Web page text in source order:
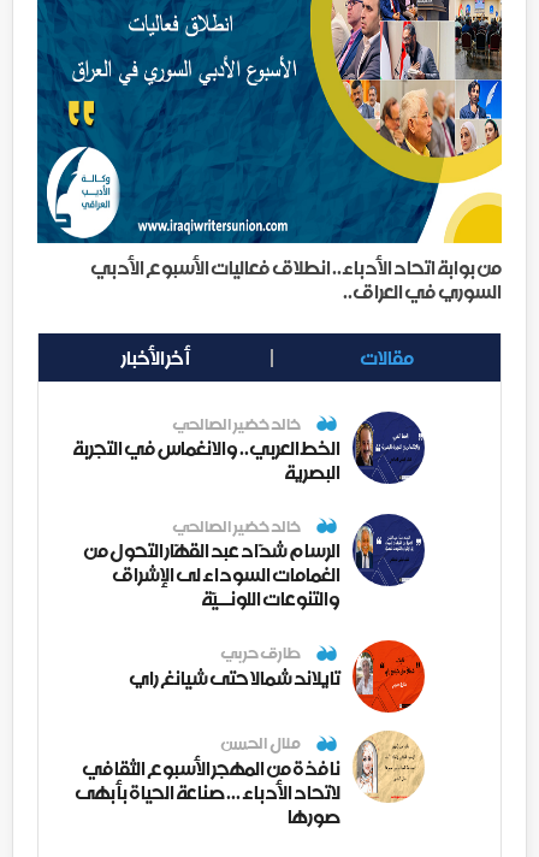
من بوابة اتحاد الأدباء.. انطلاق فعاليات الأسبوع الأدبي
السوري في العراق..
مقالات أخر الأخبار
خالد خضير الصالحي
الخط العربي.. والانغماس في التجربة
البصرية
خالد خضير الصالحي
الرسام شدّاد عبد القهّار التحول من
الغمامات السوداء لى الإشراق
والتنوعات اللونــيّة
طارق حربي
تايلاند شمالا حتى شيانغ راي
منال الحسن
نافذة من المهجر الأسبوع الثقافي
لاتحاد الأدباء ... صناعة الحياة بأبهى
صورها